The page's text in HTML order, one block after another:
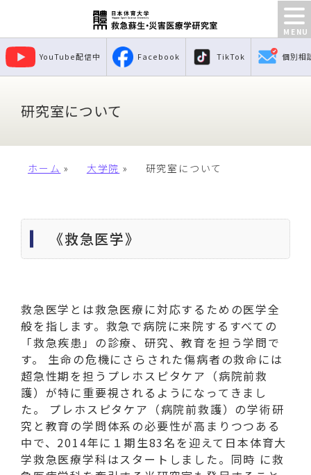
YouTube配信中 Facebook TikTok 個別相
研究室について
ホーム » 大学院 » 研究室について
《救急医学》
救急医学とは救急医療に対応するための医学全
般を指します。救急で病院に来院するすべての
「救急疾患」の診療、研究、教育を担う学問で
す。 生命の危機にさらされた傷病者の救命には
超急性期を担うプレホスピタケア（病院前救
護）が特に重要視されるようになってきまし
た。 プレホスピタケア（病院前救護）の学術研
究と教育の学問体系の必要性が高まりつつある
中で、2014年に１期生83名を迎えて日本体育大
学救急医療学科はスタートしました。同時 に救